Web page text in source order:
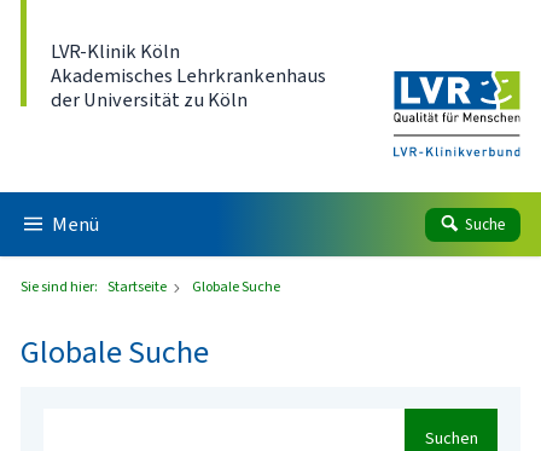
LVR-Klinik Köln
Akademisches Lehrkrankenhaus
der Universität zu Köln
Menü Suche
Sie sind hier: Startseite Globale Suche
Globale Suche
Suchen